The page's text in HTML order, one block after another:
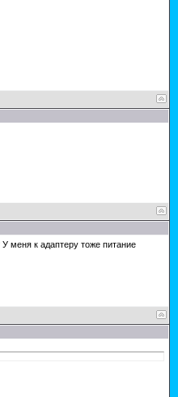
меня к адаптеру тоже питание